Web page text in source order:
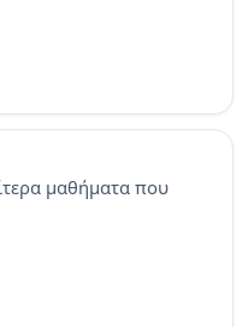
μαθήματα που